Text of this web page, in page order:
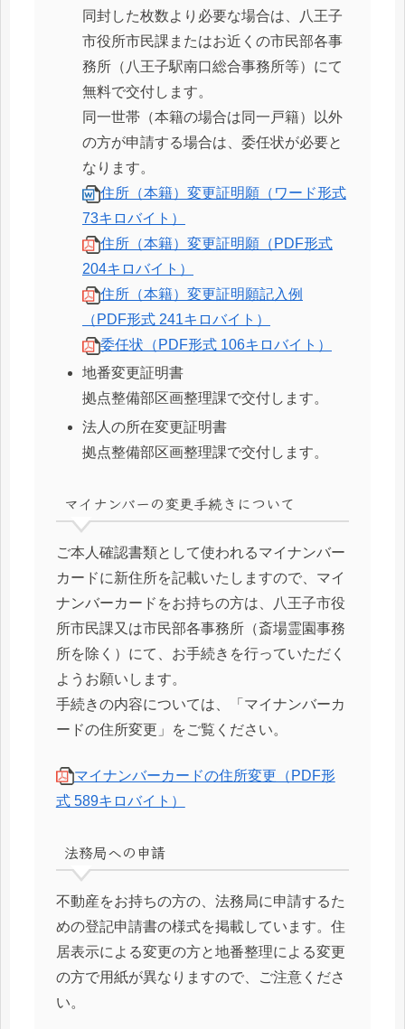
同封した枚数より必要な場合は、八王子
市役所市民課またはお近くの市民部各事
務所（八王子駅南口総合事務所等）にて
無料で交付します。
同一世帯（本籍の場合は同一戸籍）以外
の方が申請する場合は、委任状が必要と
なります。
住所（本籍）変更証明願（ワード形式
73キロバイト）
住所（本籍）変更証明願（PDF形式
204キロバイト）
住所（本籍）変更証明願記入例
（PDF形式 241キロバイト）
委任状（PDF形式 106キロバイト）
地番変更証明書
拠点整備部区画整理課で交付します。
法人の所在変更証明書
拠点整備部区画整理課で交付します。
マイナンバーの変更手続きについて
ご本人確認書類として使われるマイナンバー
カードに新住所を記載いたしますので、マイ
ナンバーカードをお持ちの方は、八王子市役
所市民課又は市民部各事務所（斎場霊園事務
所を除く）にて、お手続きを行っていただく
ようお願いします。
手続きの内容については、「マイナンバーカ
ードの住所変更」をご覧ください。
マイナンバーカードの住所変更（PDF形
式 589キロバイト）
法務局への申請
不動産をお持ちの方の、法務局に申請するた
めの登記申請書の様式を掲載しています。住
居表示による変更の方と地番整理による変更
の方で用紙が異なりますので、ご注意くださ
い。